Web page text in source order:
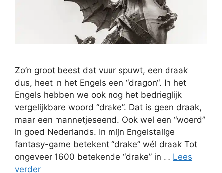
Zo’n groot beest dat vuur spuwt, een draak
dus, heet in het Engels een “dragon“. In het
Engels hebben we ook nog het bedrieglijk
vergelijkbare woord “drake”. Dat is geen draak,
maar een mannetjeseend. Ook wel een “woerd”
in goed Nederlands. In mijn Engelstalige
fantasy-game betekent “drake” wél draak Tot
ongeveer 1600 betekende “drake” in … Lees
verder